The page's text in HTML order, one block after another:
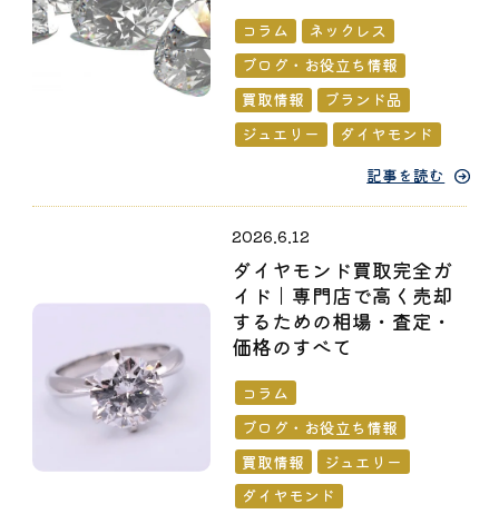
コラム
ネックレス
ブログ・お役立ち情報
買取情報
ブランド品
ジュエリー
ダイヤモンド
記事を読む
2026.6.12
ダイヤモンド買取完全ガ
イド｜専門店で高く売却
するための相場・査定・
価格のすべて
コラム
ブログ・お役立ち情報
買取情報
ジュエリー
ダイヤモンド